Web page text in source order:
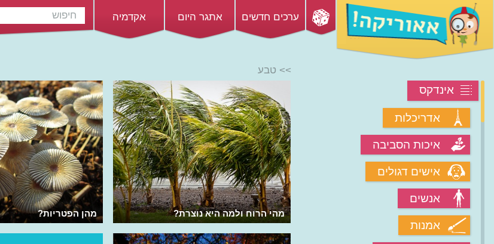
ערכים חדשים אתגר היום אקדמיה
אינדקס
אדריכלות
איכות הסביבה
אישים דגולים
אנשים
אמנות
>> טבע
מהן הפטריות? מהי הרוח ולמה היא נוצרת? מיהם בעלי החיים של אפריקה?